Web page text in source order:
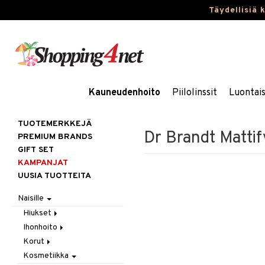
Täydellisiä
Kauneudenhoito Piilolinssit
Dr Brandt
TUOTEMERKKEJÄ
PREMIUM BRANDS
GIFT SET
KAMPANJAT
UUSIA TUOTTEITA
Naisille
Hiukset
Gift Set
Harjat / Kammat
Hiuskuurit
Ihonhoito
Aurinkotuotteet
Erikoistuotteet
Korut
Kaulakorut
Kosmetiikka